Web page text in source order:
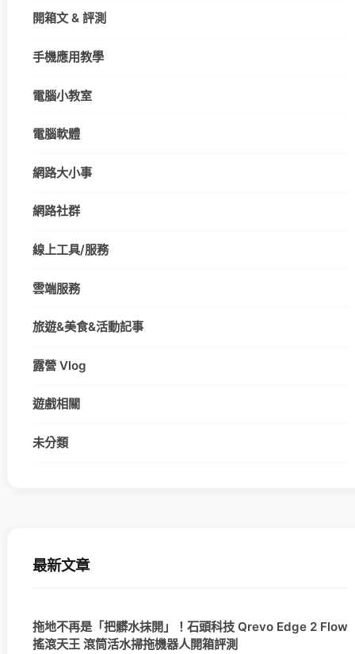
開箱文 & 評測
手機應用教學
電腦小教室
電腦軟體
網路大小事
網路社群
線上工具/服務
雲端服務
旅遊&美食&活動記事
露營 Vlog
遊戲相關
未分類
最新文章
拖地不再是「把髒水抹開」！石頭科技 Qrevo Edge 2 Flow
搖滾天王 滾筒活水掃拖機器人開箱評測